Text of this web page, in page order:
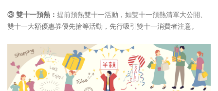
③ 雙十一預熱： 提前預熱雙十一活動，如雙十一預熱清單大公開、
雙十一大額優惠券優先搶等活動，先行吸引雙十一消費者注意。